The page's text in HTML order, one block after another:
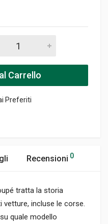
Carrello
Preferiti
Recensioni 0
tratta la storia
incluse le corse.
quale modello